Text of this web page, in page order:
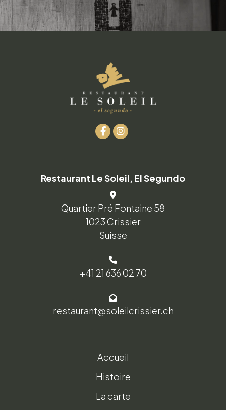
Restaurant Le Soleil, El Segundo
Quartier Pré Fontaine 58
1023 Crissier
Suisse
+41 21 636 02 70
restaurant@soleilcrissier.ch
Accueil
Histoire
La carte